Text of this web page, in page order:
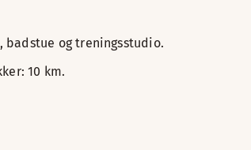
badstue og treningsstudio.
10 km.